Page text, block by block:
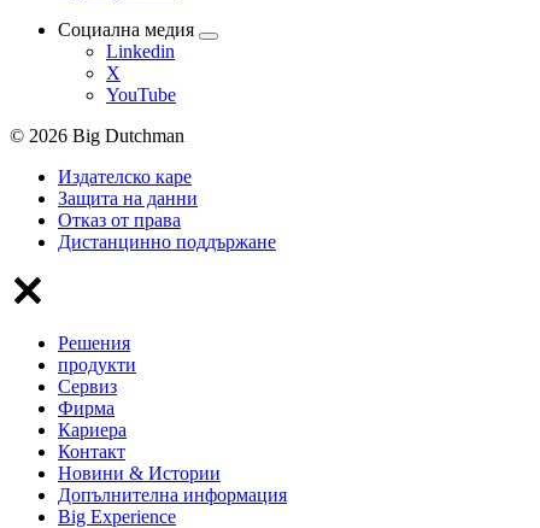
Социална медия
Linkedin
X
YouTube
© 2026 Big Dutchman
Издателско каре
Защита на данни
Отказ от права
Дистанцинно поддържане
Решения
продукти
Сервиз
Фирма
Кариера
Контакт
Новини & Истории
Допълнителна информация
Big Experience